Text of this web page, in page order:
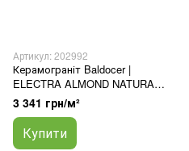
Артикул: 202992
Керамограніт Baldocer |
ELECTRA ALMOND NATURAL
120X280X6mm
3 341 грн/м²
Купити